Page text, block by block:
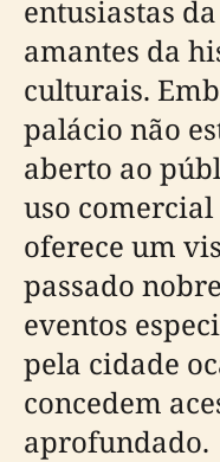
entusiastas
amantes da
culturais.
palácio não
aberto ao
uso
oferece um
passado
eventos
pela cidade
concedem
aprofundado.